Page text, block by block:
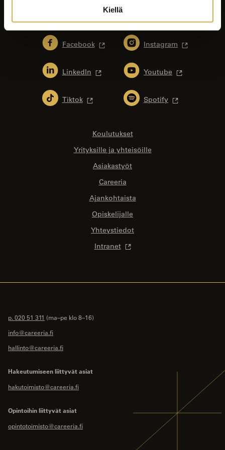
Kiellä
Facebook Instagram
LinkedIn Youtube
Tiktok Spotify
Koulutukset
Yrityksille ja yhteisöille
Asiakastyöt
Careeria
Ajankohtaista
Opiskelijalle
Yhteystiedot
Intranet
p. 020 51 311 (ma–pe klo 8–16)
info@careeria.fi
hallinto@careeria.fi
Hakeutumiseen liittyvät asiat
hakutoimisto@careeria.fi
Opintoihin liittyvät asiat
opintotoimisto@careeria.fi